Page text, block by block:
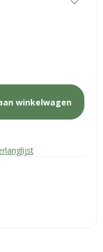
winkelwagen